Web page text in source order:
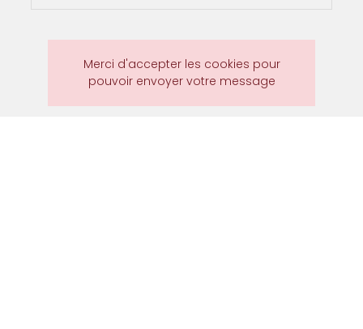
Merci d'accepter les cookies pour
pouvoir envoyer votre message